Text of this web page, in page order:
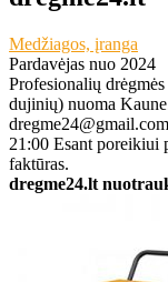
Medžiagos, įranga
Pardavėjas nuo 2024
Profesionalių
dujinių) nuoma
21:00 Esant poreikiui
faktūras.
dregme24.lt